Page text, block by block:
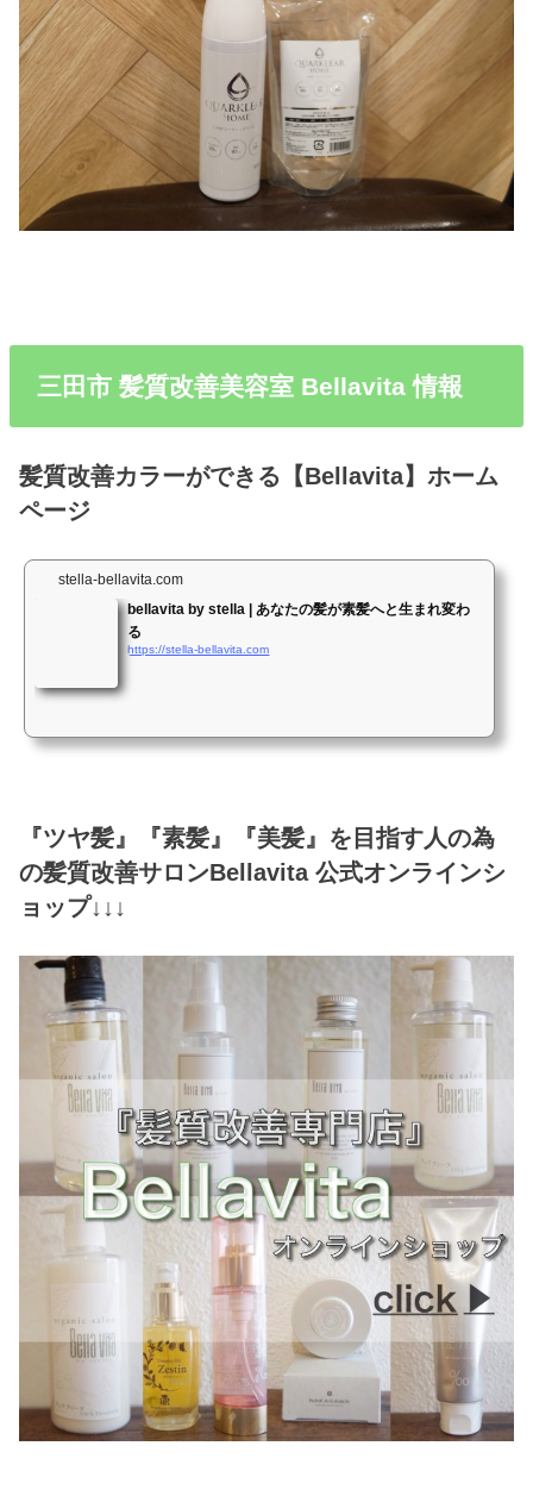
三田市 髪質改善美容室 Bellavita 情報
髪質改善カラーができる【Bellavita】ホーム
ページ
stella-bellavita.com
bellavita by stella | あなたの髪が素髪へと生まれ変わ
る
https://stella-bellavita.com
『ツヤ髪』『素髪』『美髪』を目指す人の為
の髪質改善サロンBellavita 公式オンラインシ
ョップ↓↓↓